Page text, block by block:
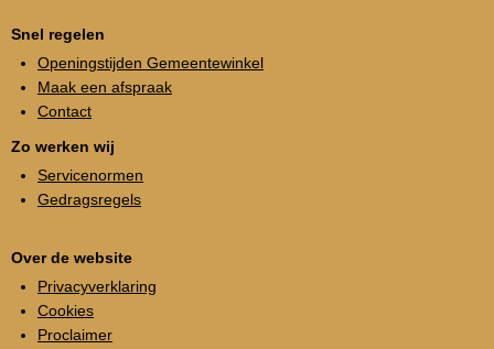
Snel regelen
Openingstijden Gemeentewinkel
Maak een afspraak
Contact
Zo werken wij
Servicenormen
Gedragsregels
Over de website
Privacyverklaring
Cookies
Proclaimer